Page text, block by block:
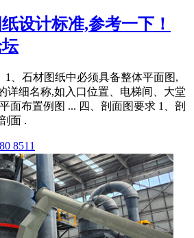
设计标准,参考一下！
1、石材图纸中必须具备整体平面图,
详细名称,如入口位置、电梯间、大堂
面布置例图 ... 四、剖面图要求 1、剖
面 .
8511